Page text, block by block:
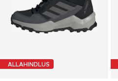
ALLAHINDLUS